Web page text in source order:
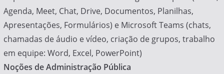
Agenda, Meet, Chat, Drive, Documentos, Planilhas,
Apresentações, Formulários) e Microsoft Teams (chats,
chamadas de áudio e vídeo, criação de grupos, trabalho
em equipe: Word, Excel, PowerPoint)
Noções de Administração Pública